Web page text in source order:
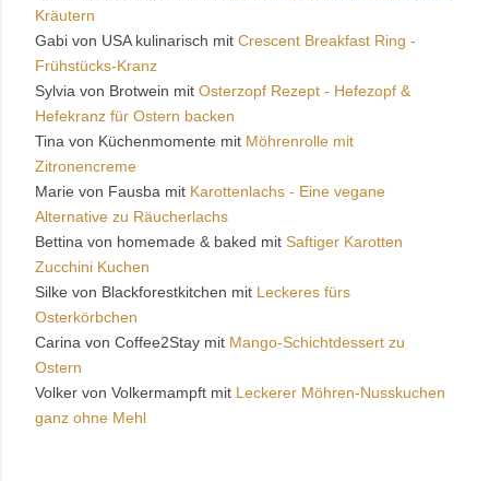
Kräutern
Gabi von USA kulinarisch mit Crescent Breakfast Ring -
Frühstücks-Kranz
Sylvia von Brotwein mit Osterzopf Rezept - Hefezopf &
Hefekranz für Ostern backen
Tina von Küchenmomente mit Möhrenrolle mit
Zitronencreme
Marie von Fausba mit Karottenlachs - Eine vegane
Alternative zu Räucherlachs
Bettina von homemade & baked mit Saftiger Karotten
Zucchini Kuchen
Silke von Blackforestkitchen mit Leckeres fürs
Osterkörbchen
Carina von Coffee2Stay mit Mango-Schichtdessert zu
Ostern
Volker von Volkermampft mit Leckerer Möhren-Nusskuchen
ganz ohne Mehl